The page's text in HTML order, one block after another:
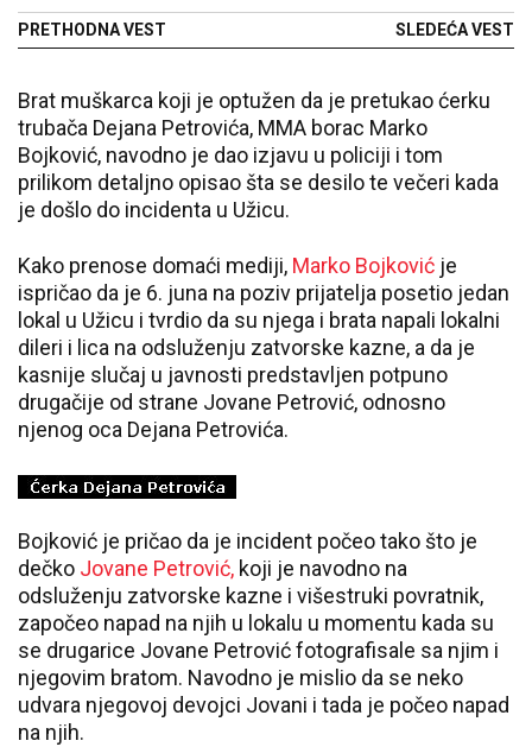
PRETHODNA VEST SLEDEĆA VEST
Brat muškarca koji je optužen da je pretukao ćerku
trubača Dejana Petrovića, MMA borac Marko
Bojković, navodno je dao izjavu u policiji i tom
prilikom detaljno opisao šta se desilo te večeri kada
je došlo do incidenta u Užicu.
Kako prenose domaći mediji, Marko Bojković je
ispričao da je 6. juna na poziv prijatelja posetio jedan
lokal u Užicu i tvrdio da su njega i brata napali lokalni
dileri i lica na odsluženju zatvorske kazne, a da je
kasnije slučaj u javnosti predstavljen potpuno
drugačije od strane Jovane Petrović, odnosno
njenog oca Dejana Petrovića.
Bojković je pričao da je incident počeo tako što je
dečko Jovane Petrović, koji je navodno na
odsluženju zatvorske kazne i višestruki povratnik,
započeo napad na njih u lokalu u momentu kada su
se drugarice Jovane Petrović fotografisale sa njim i
njegovim bratom. Navodno je mislio da se neko
udvara njegovoj devojci Jovani i tada je počeo napad
na njih.